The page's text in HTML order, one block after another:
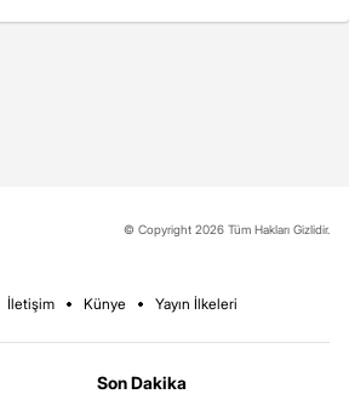
© Copyright 2026 Tüm Hakları Gizlidir.
İletişim Künye Yayın İlkeleri
Son Dakika